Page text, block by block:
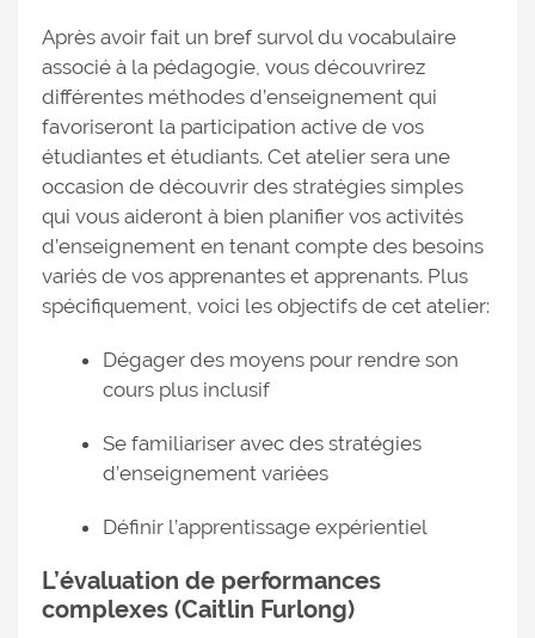
Après avoir fait un bref survol du vocabulaire
associé à la pédagogie, vous découvrirez
différentes méthodes d’enseignement qui
favoriseront la participation active de vos
étudiantes et étudiants. Cet atelier sera une
occasion de découvrir des stratégies simples
qui vous aideront à bien planifier vos activités
d’enseignement en tenant compte des besoins
variés de vos apprenantes et apprenants. Plus
spécifiquement, voici les objectifs de cet atelier:
Dégager des moyens pour rendre son
cours plus inclusif
Se familiariser avec des stratégies
d’enseignement variées
Définir l’apprentissage expérientiel
L’évaluation de performances
complexes (Caitlin Furlong)